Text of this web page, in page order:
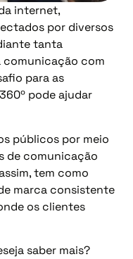
internet,
por diversos
tanta
comunicação com
para as
pode ajudar
públicos por meio
de comunicação
tem como
marca consistente
os clientes
saber mais?